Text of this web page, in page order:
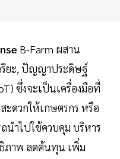
B-Farm ผสาน
ริยะ, ปัญญาประดิษฐ์
ซึ่งจะเป็นเครื่องมือที่
ะดวกให้เกษตรกร หรือ
นำไปใช้ควบคุม บริหาร
ภาพ ลดต้นทุน เพิ่ม